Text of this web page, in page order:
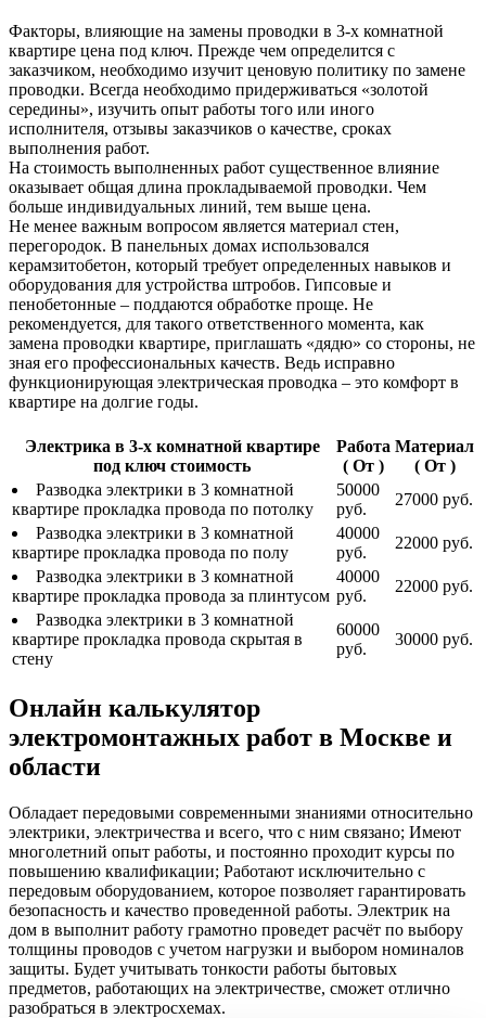
Факторы, влияющие на замены проводки в 3-х комнатной
квартире цена под ключ. Прежде чем определится с
заказчиком, необходимо изучит ценовую политику по замене
проводки. Всегда необходимо придерживаться «золотой
середины», изучить опыт работы того или иного
исполнителя, отзывы заказчиков о качестве, сроках
выполнения работ.
На стоимость выполненных работ существенное влияние
оказывает общая длина прокладываемой проводки. Чем
больше индивидуальных линий, тем выше цена.
Не менее важным вопросом является материал стен,
перегородок. В панельных домах использовался
керамзитобетон, который требует определенных навыков и
оборудования для устройства штробов. Гипсовые и
пенобетонные – поддаются обработке проще. Не
рекомендуется, для такого ответственного момента, как
замена проводки квартире, приглашать «дядю» со стороны, не
зная его профессиональных качеств. Ведь исправно
функционирующая электрическая проводка – это комфорт в
квартире на долгие годы.
Электрика в 3-х комнатной квартире
под ключ стоимость
Работа
( От )
Материал
( От )
Разводка электрики в 3 комнатной
квартире прокладка провода по потолку
50000
руб.
27000 руб.
Разводка электрики в 3 комнатной
квартире прокладка провода по полу
40000
руб.
22000 руб.
Разводка электрики в 3 комнатной
квартире прокладка провода за плинтусом
40000
руб.
22000 руб.
Разводка электрики в 3 комнатной
квартире прокладка провода скрытая в
стену
60000
руб.
30000 руб.
Онлайн калькулятор
электромонтажных работ в Москве и
области
Обладает передовыми современными знаниями относительно
электрики, электричества и всего, что с ним связано; Имеют
многолетний опыт работы, и постоянно проходит курсы по
повышению квалификации; Работают исключительно с
передовым оборудованием, которое позволяет гарантировать
безопасность и качество проведенной работы. Электрик на
дом в выполнит работу грамотно проведет расчёт по выбору
толщины проводов с учетом нагрузки и выбором номиналов
защиты. Будет учитывать тонкости работы бытовых
предметов, работающих на электричестве, сможет отлично
разобраться в электросхемах.